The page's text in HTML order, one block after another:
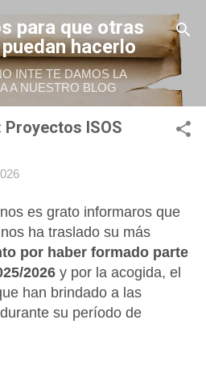
para que otras
hacerlo
INTE TE DAMOS LA
A NUESTRO BLOG
ISOS
nos es grato informaros que
ha traslado su más
por haber formado parte
2026 y por la acogida, el
han brindado a las
su período de